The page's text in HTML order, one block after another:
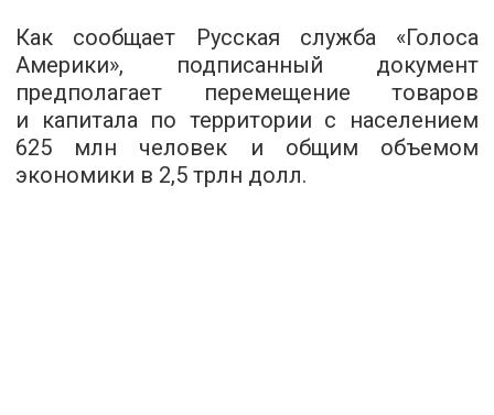
Как сообщает Русская служба «Голоса
Америки», подписанный документ
предполагает перемещение товаров
и капитала по территории с населением
625 млн человек и общим объемом
экономики в 2,5 трлн долл.